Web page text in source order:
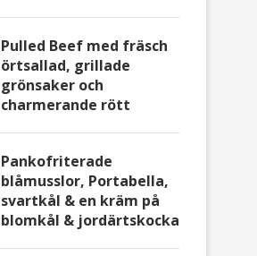
Pulled Beef med fräsch
örtsallad, grillade
grönsaker och
charmerande rött
Pankofriterade
blåmusslor, Portabella,
svartkål & en kräm på
blomkål & jordärtskocka